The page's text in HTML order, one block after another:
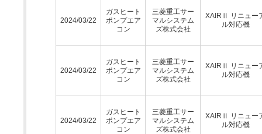
2024/03/22
ガスヒート
ポンプエア
コン
三菱重工サー
マルシステム
ズ株式会社
XAIRⅡ リニュー
ル対応機
2024/03/22
ガスヒート
ポンプエア
コン
三菱重工サー
マルシステム
ズ株式会社
XAIRⅡ リニュー
ル対応機
2024/03/22
ガスヒート
ポンプエア
コン
三菱重工サー
マルシステム
ズ株式会社
XAIRⅡ リニュー
ル対応機